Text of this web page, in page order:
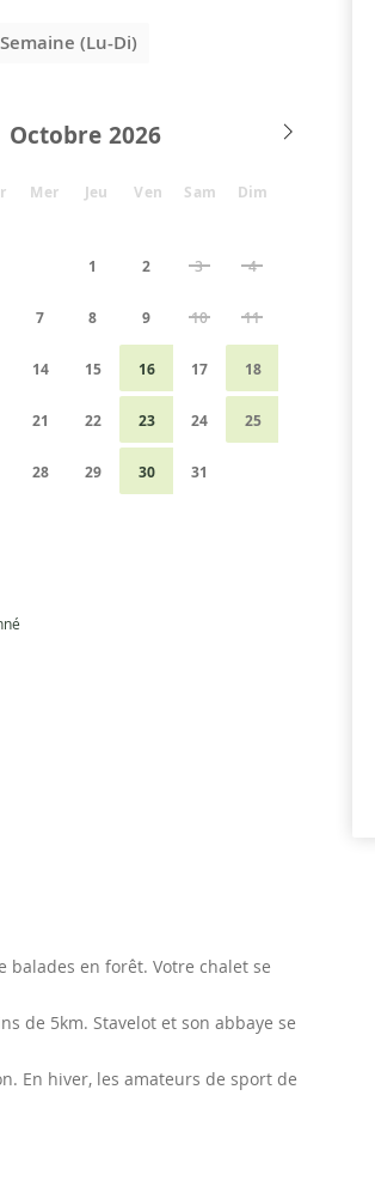
Semaine (Lu-Di)
Octobre
Mer Jeu Ven Sam Dim
1 2 3 4
7 8 9 10 11
14 15 16 17 18
21 22 23 24 25
28 29 30 31
en forêt. Votre chalet se
de 5km. Stavelot et son abbaye se
En hiver, les amateurs de sport de